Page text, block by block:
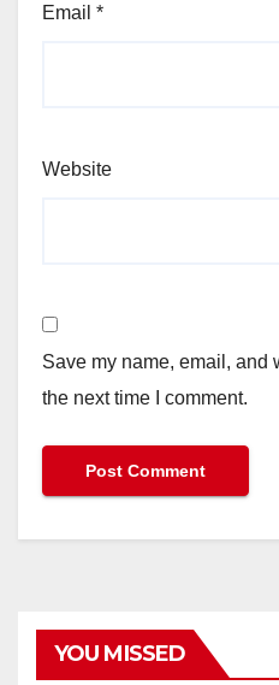
Email *
Website
Save my name, email, and
the next time I comment.
YOU MISSED